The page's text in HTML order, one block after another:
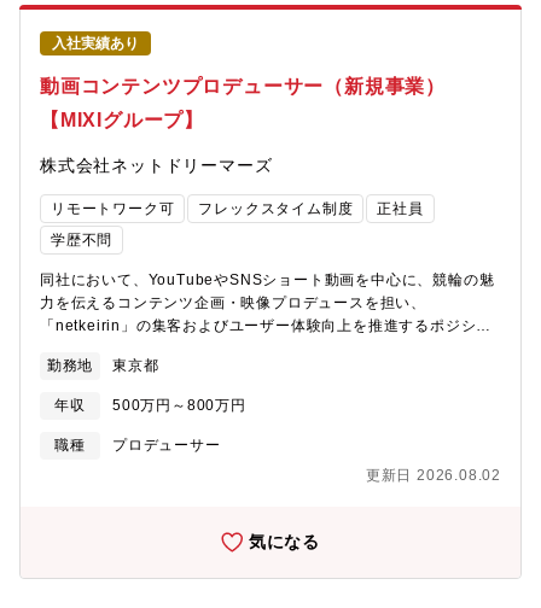
ラウンドを持つメンバーが集まっており、いわゆる「画一的な企
合う、エンタメ愛の強いチームです。【配属部門のミッション】■
ミッション：「最高品質か、唯一無二」という方針のもと、
最大化すること。■チームのミッション：ABEMAオリジナルドラ
スト管理までを一気通貫で担い、作品のクオリティとヒットを両
立させること。【部署概要】「最高品質か、唯一無二」という方
針のもと、ABEMAオリジナルの社会現象級ヒットコンテンツを創
出する部門です。既存のテレビの枠組みにとらわれず、インター
ネットテレビ局ならではの柔軟な表現、大規模な制作予算、そし
てサイバーエージェントグループの圧倒的なマーケティングアセ
テンツ開発に挑んでいます。データドリブンな視聴分析と、クリ
だけでなく「事業」として成功させることを目指しています。
る案件は平均5～6件ほどです【本ポジションの魅力】これまで培
われてきた番組制作のスキルと経験値を活かしながら、映像コン
テンツやそれに付随する記事コンテンツの企画から取材、制作、
編集まで一気通貫で関われることが最大の魅力でありやりがいで
す。自らの自由な発想で「企画構成をどうするか、誰に何を語っ
てもらうか、どう届けるか」を考え、編集・制作を行っていく。
【NewsPicks Studiosについて】株式会社NewsPicks Studios
は、株式会社ユーザベースと電通社との合弁で2018年6月に設
立。「映像の力で、経済をもっとおもしろく。」をミッションに
掲げ、経済・ビジネス動画を中心にコンテンツの制作・配信・プ
ロデュースを推進しています。【ユーザベースグループの特徴的
なカルチャー】■自由な働き方出社義務もなければ服装も自由。働
く時間も、チームと相談しながら柔軟にデザインが可能です。成
果・生産性を最大限に高められるように、自分にあった働き方を
を非常に高く保っている職場で働けるため、経営や戦略を間近で
学ぶ良い機会にもなります。経営陣の想いや全社の意思決定など
も、Slackチャンネルや全社会議などの場を通してキャッチするこ
とが可能です。■挑戦を後押しする風土ユーザベースでは、役職や
などを尊重する文化があります。新卒メンバーであっても、自分
の意思を発信し挑戦の機会を掴むことが出来ます。■チーム経営ユ
ーザベースは3人の仲間がつくったチーム経営の会社です。メンバ
入社実績あり
動画コンテンツプロデューサー（新規事業）
【MIXIグループ】
株式会社ネットドリーマーズ
リモートワーク可 フレックスタイム制度
正社員
学歴不問
同社において、YouTubeやSNSショート動画を中心に、競輪の魅
力を伝えるコンテンツ企画・映像プロデュースを担い、
「netkeirin」の集客およびユーザー体験向上を推進するポジショ
ョン、配信後のデータ分析・改善までを一貫して担当。「映像×デ
ジタルマーケティング」の視点でサービス成長に直接貢献いただ
きます。また、既存サービスの成長に加え、来年リリース予定の
新規事業・新サービスの立ち上げにも一部関わっていただく想定
レンジできます。入社後はまず制作実務（企画・撮影・編集）に
企画や映像を活用したサービス開発にも関わっていただくことを
期待しています。【職務内容】■競輪に関する動画コンテンツの企
画・制作進行（YouTube／SNSショート動画など）■動画構成の
勤務地 東京都
年収 500万円～800万円
職種
プロデューサー
更新日 2026.08.02
気になる